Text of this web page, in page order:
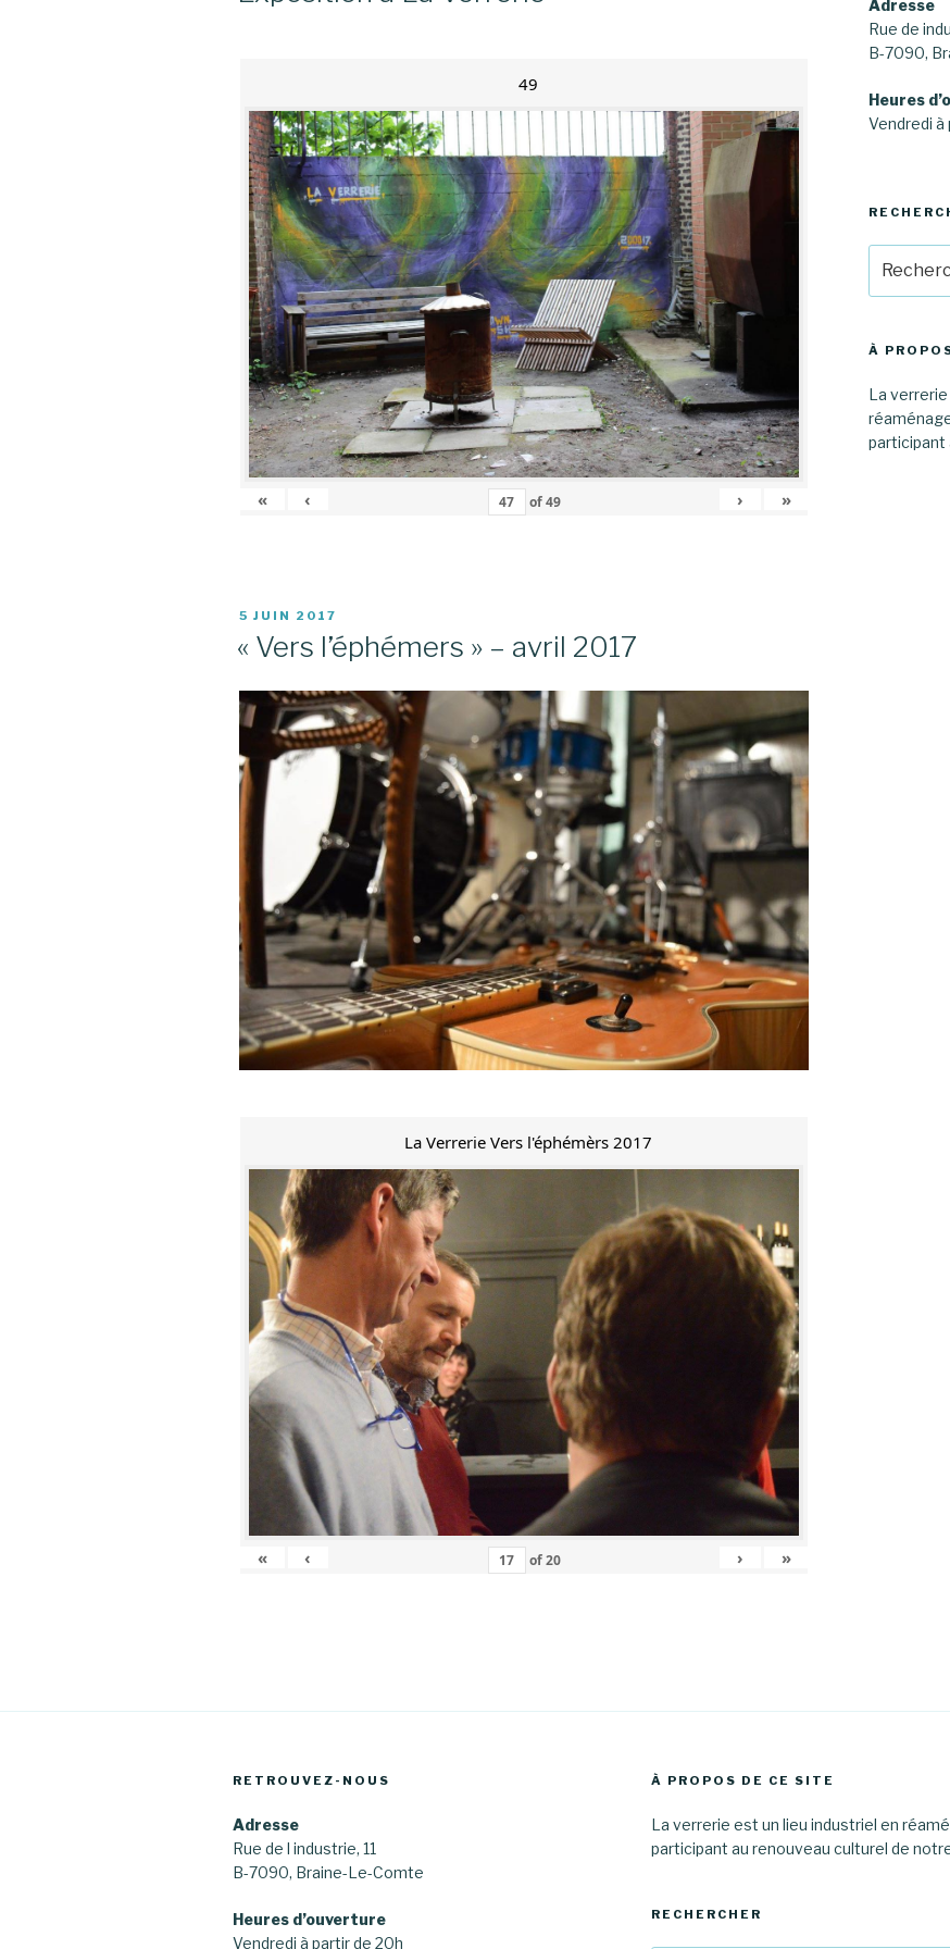
49
« ‹ of49 › »
PUBLIÉ
5 JUIN 2017
« Vers l’éphémers » – avril 2017
La Verrerie Vers l'éphémèrs 2017
« ‹ of20 › »
Adresse
Rue de
B-7090,
Heures
Vendredi à
pour
:
À
La
participant
RETROUVEZ-NOUS
Adresse
Rue de l industrie, 11
B-7090, Braine-Le-Comte
Heures d’ouverture
Vendredi à partir de 20h
À PROPOS DE CE SITE
La verrerie est un lieu industriel en
participant au renouveau culturel de
RECHERCHER